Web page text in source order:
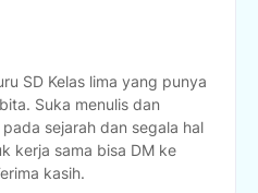
SD Kelas lima yang punya
Suka menulis dan
sejarah dan segala hal
kerja sama bisa DM ke
kasih.